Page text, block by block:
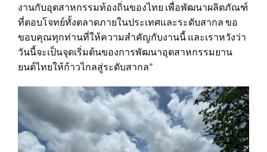
งานกับอุตสาหกรรมท้องถิ่นของไทย เพื่อพัฒนาผลิตภัณฑ์
ที่ตอบโจทย์ทั้งตลาดภายในประเทศและระดับสากล ขอ
ขอบคุณทุกท่านที่ให้ความสำคัญกับงานนี้ และเราหวังว่า
วันนี้จะเป็นจุดเริ่มต้นของการพัฒนาอุตสาหกรรมยาน
ยนต์ไทยให้ก้าวไกลสู่ระดับสากล”